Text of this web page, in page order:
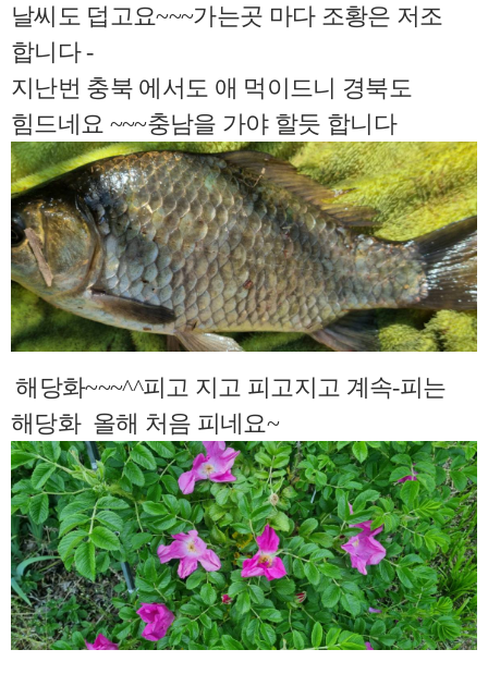
날씨도 덥고요~~~가는곳 마다 조황은 저조
합니다 -
지난번 충북 에서도 애 먹이드니 경북도
힘드네요 ~~~충남을 가야 할듯 합니다
해당화~~~^^피고 지고 피고지고 계속-피는
해당화 올해 처음 피네요~